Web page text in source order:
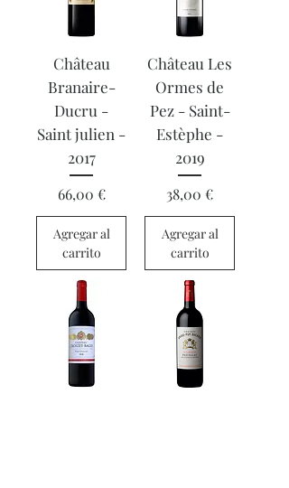
Château
Branaire-
Ducru -
Saint julien -
2017
Precio
66,00 €
Agregar al
carrito
Château Les
Ormes de
Pez - Saint-
Estèphe -
2019
Precio
38,00 €
Agregar al
carrito